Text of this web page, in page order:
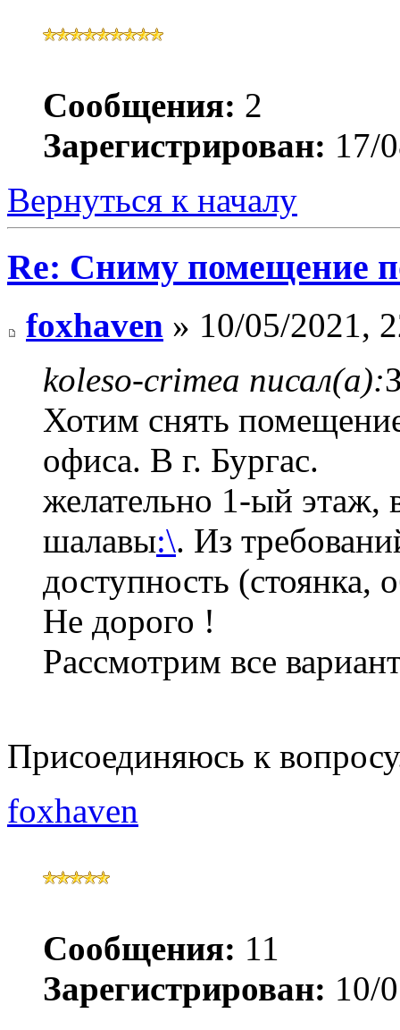
Сообщения: 2
Зарегистрирован: 17/
Вернуться к началу
Re: Сниму помещение
foxhaven » 10/05/2021,
koleso-crimea писал(а):
Хотим снять
офиса. В г. Бургас.
желательно 1-ый этаж,
шалавы:\. Из
доступность (стоянка,
Не дорого !
Рассмотрим все
Присоединяюсь к
foxhaven
Сообщения: 11
Зарегистрирован: 10/